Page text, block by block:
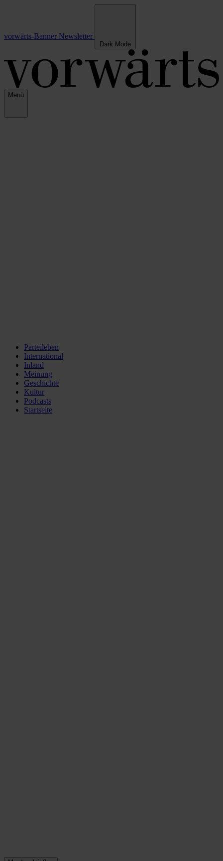
vorwärts-Banner Newsletter
Dark Mode
Menü
Parteileben
International
Inland
Meinung
Geschichte
Kultur
Podcasts
Startseite